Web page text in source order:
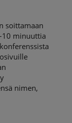
soittamaan
minuuttia
nimen,